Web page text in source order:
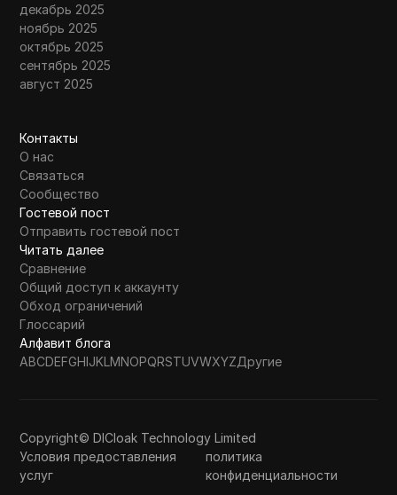
декабрь 2025
ноябрь 2025
октябрь 2025
сентябрь 2025
август 2025
Контакты
О нас
Связаться
Сообщество
Гостевой пост
Отправить гостевой пост
Читать далее
Сравнение
Общий доступ к аккаунту
Обход ограничений
Глоссарий
Алфавит блога
ABCDEFGHIJKLMNOPQRSTUVWXYZДругие
Copyright© DICloak Technology Limited
Условия предоставления
услуг
политика
конфиденциальности